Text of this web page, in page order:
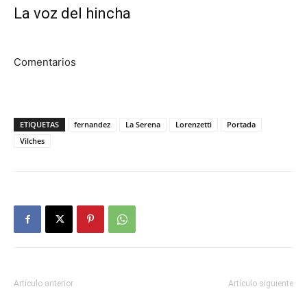
La voz del hincha
Comentarios
ETIQUETAS fernandez La Serena Lorenzetti
Portada
Vilches
Artículo anterior Artículo siguiente